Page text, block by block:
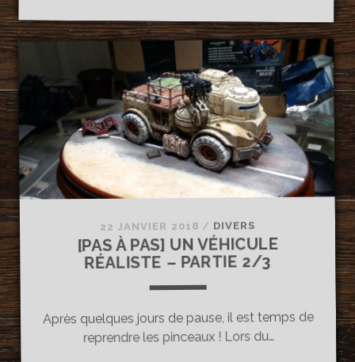
PAS]
UN
VÉHICULE
RÉALISTE
–
PARTIE
3/3
22 JANVIER 2018 / DIVERS
[PAS À PAS] UN VÉHICULE
RÉALISTE – PARTIE 2/3
Après quelques jours de pause, il est temps de
reprendre les pinceaux ! Lors du…